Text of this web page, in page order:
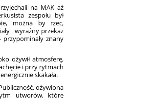
na MAK aż
zespołu był
można by rzec,
wyraźny przekaz
znany
ożywił atmosferę,
i przy rytmach
skakała.
ożywiona
utworów, które